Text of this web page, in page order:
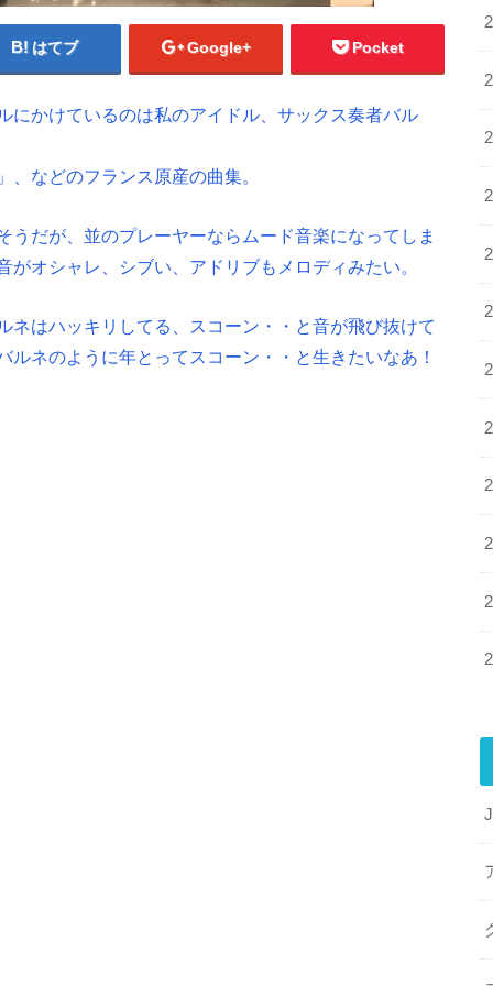
はてブ Google+ Pocket
にかけているのは私のアイドル、サックス奏者バル
などのフランス原産の曲集。
だが、並のプレーヤーならムード音楽になってしま
オシャレ、シブい、アドリブもメロディみたい。
ネはハッキリしてる、スコーン・・と音が飛び抜けて
ネのように年とってスコーン・・と生きたいなあ！